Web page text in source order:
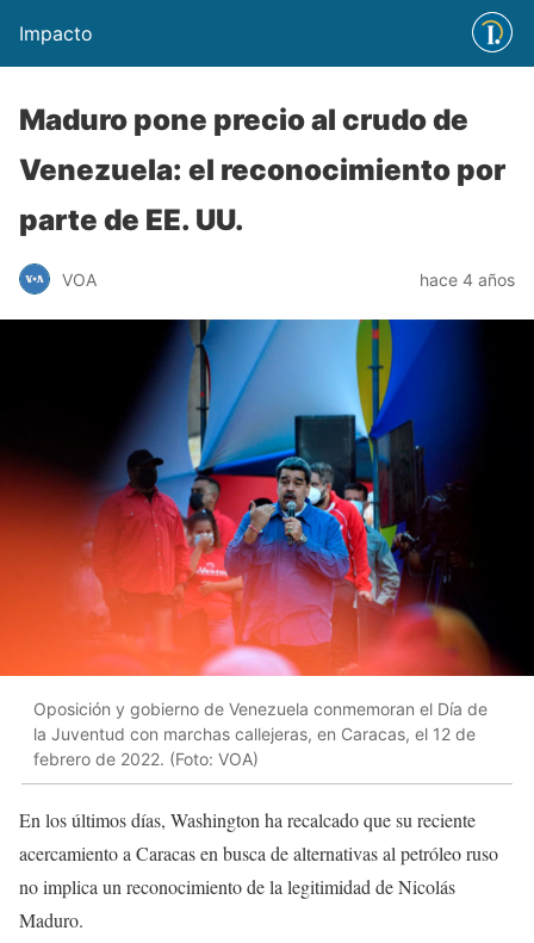
Impacto
Maduro pone precio al crudo de
Venezuela: el reconocimiento por
parte de EE. UU.
VOA hace 4 años
Oposición y gobierno de Venezuela conmemoran el Día de
la Juventud con marchas callejeras, en Caracas, el 12 de
febrero de 2022. (Foto: VOA)
En los últimos días, Washington ha recalcado que su reciente
acercamiento a Caracas en busca de alternativas al petróleo ruso
no implica un reconocimiento de la legitimidad de Nicolás
Maduro.